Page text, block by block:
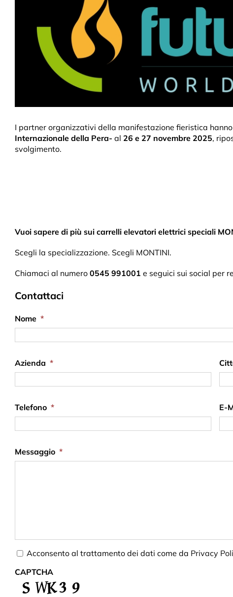
I partner organizzativi della manifestazione fieristica
Internazionale della Pera- al 26 e 27 novembre 2025,
svolgimento.
Vuoi sapere di più sui carrelli elevatori elettrici speciali
Scegli la specializzazione. Scegli MONTINI.
Chiamaci al numero 0545 991001 e seguici sui social per
Contattaci
Nome *
Azienda *
Telefono * E-
Messaggio *
Consent *
Acconsento al trattamento dei dati come da Privacy
CAPTCHA